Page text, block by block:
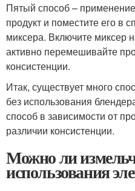
Пятый способ –
продукт и поместите его в
миксера. Включите миксер
активно перемешивайте
консистенции.
Итак, существует много
без использования
способ в зависимости от
различии консистенции.
Можно ли
использования